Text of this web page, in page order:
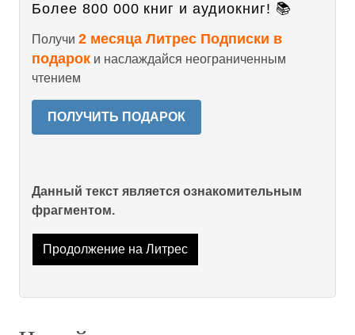
Более 800 000 книг и аудиокниг! 📚
Получи 2 месяца Литрес Подписки в
подарок и наслаждайся неограниченным
чтением
ПОЛУЧИТЬ ПОДАРОК
Данный текст является ознакомительным
фрагментом.
Продолжение на Литрес